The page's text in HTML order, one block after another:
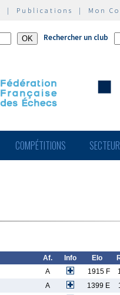
| Publications | Mon
Rechercher un club
COMPÉTITIONS
Af. Info Elo
A 1915 F
A 1399 E